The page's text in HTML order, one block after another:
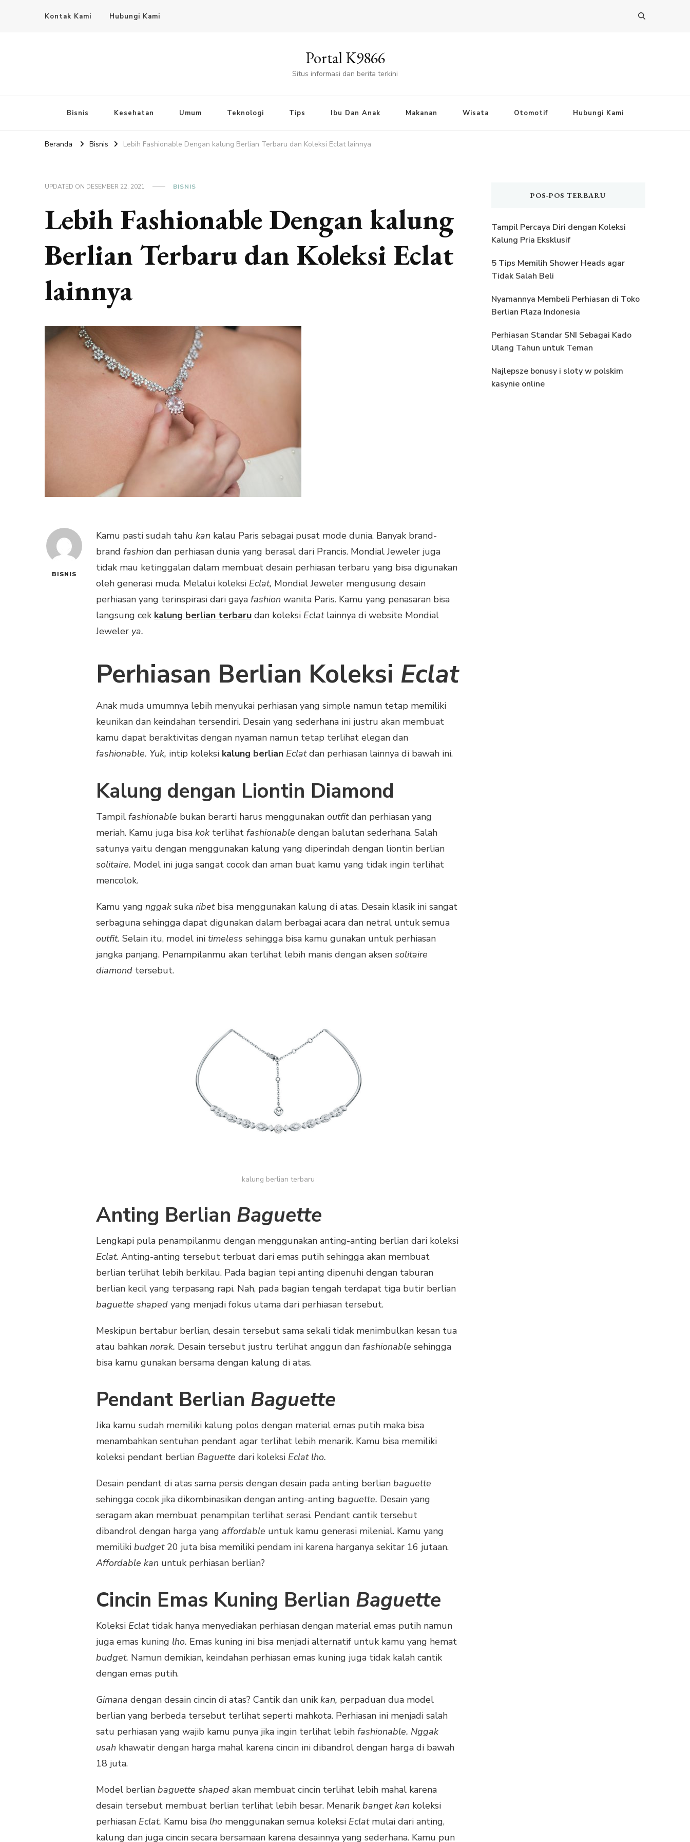
Kontak Kami Hubungi Kami
Portal K9866
Situs informasi dan berita terkini
Bisnis Kesehatan Umum Teknologi Tips Ibu Dan Anak Makanan Wisata Otomotif Hubungi Kami
Beranda Bisnis Lebih Fashionable Dengan kalung Berlian Terbaru dan Koleksi Eclat lainnya
UPDATED ON DESEMBER 22, 2021 BISNIS
Lebih Fashionable Dengan kalung
Berlian Terbaru dan Koleksi Eclat
lainnya
BISNIS
Kamu pasti sudah tahu kan kalau Paris sebagai pusat mode dunia. Banyak brand-
brand fashion dan perhiasan dunia yang berasal dari Prancis. Mondial Jeweler juga
tidak mau ketinggalan dalam membuat desain perhiasan terbaru yang bisa digunakan
oleh generasi muda. Melalui koleksi Eclat, Mondial Jeweler mengusung desain
perhiasan yang terinspirasi dari gaya fashion wanita Paris. Kamu yang penasaran bisa
langsung cek kalung berlian terbaru dan koleksi Eclat lainnya di website Mondial
Jeweler ya.
Perhiasan Berlian Koleksi Eclat
Anak muda umumnya lebih menyukai perhiasan yang simple namun tetap memiliki
keunikan dan keindahan tersendiri. Desain yang sederhana ini justru akan membuat
kamu dapat beraktivitas dengan nyaman namun tetap terlihat elegan dan
fashionable. Yuk, intip koleksi kalung berlian Eclatdan perhiasan lainnya di bawah ini.
Kalung dengan Liontin Diamond
Tampil fashionable bukan berarti harus menggunakan outfitdan perhiasan yang
meriah. Kamu juga bisa kok terlihat fashionable dengan balutan sederhana. Salah
satunya yaitu dengan menggunakan kalung yang diperindah dengan liontin berlian
solitaire. Model ini juga sangat cocok dan aman buat kamu yang tidak ingin terlihat
mencolok.
Kamu yang nggak suka ribet bisa menggunakan kalung di atas. Desain klasik ini sangat
serbaguna sehingga dapat digunakan dalam berbagai acara dan netral untuk semua
outfit. Selain itu, model ini timeless sehingga bisa kamu gunakan untuk perhiasan
jangka panjang. Penampilanmu akan terlihat lebih manis dengan aksen solitaire
diamond tersebut.
kalung berlian terbaru
Anting Berlian Baguette
Lengkapi pula penampilanmu dengan menggunakan anting-anting berlian dari koleksi
Eclat. Anting-anting tersebut terbuat dari emas putih sehingga akan membuat
berlian terlihat lebih berkilau. Pada bagian tepi anting dipenuhi dengan taburan
berlian kecil yang terpasang rapi. Nah, pada bagian tengah terdapat tiga butir berlian
baguette shaped yang menjadi fokus utama dari perhiasan tersebut.
Meskipun bertabur berlian, desain tersebut sama sekali tidak menimbulkan kesan tua
atau bahkan norak. Desain tersebut justru terlihat anggun dan fashionable sehingga
bisa kamu gunakan bersama dengan kalung di atas.
Pendant Berlian Baguette
Jika kamu sudah memiliki kalung polos dengan material emas putih maka bisa
menambahkan sentuhan pendant agar terlihat lebih menarik. Kamu bisa memiliki
koleksi pendant berlian Baguette dari koleksi Eclat lho.
Desain pendant di atas sama persis dengan desain pada anting berlian baguette
sehingga cocok jika dikombinasikan dengan anting-anting baguette. Desain yang
seragam akan membuat penampilan terlihat serasi. Pendant cantik tersebut
dibandrol dengan harga yang affordable untuk kamu generasi milenial. Kamu yang
memiliki budget 20 juta bisa memiliki pendam ini karena harganya sekitar 16 jutaan.
Affordable kan untuk perhiasan berlian?
Cincin Emas Kuning Berlian Baguette
Koleksi Eclat tidak hanya menyediakan perhiasan dengan material emas putih namun
juga emas kuning lho. Emas kuning ini bisa menjadi alternatif untuk kamu yang hemat
budget. Namun demikian, keindahan perhiasan emas kuning juga tidak kalah cantik
dengan emas putih.
Gimana dengan desain cincin di atas? Cantik dan unik kan, perpaduan dua model
berlian yang berbeda tersebut terlihat seperti mahkota. Perhiasan ini menjadi salah
satu perhiasan yang wajib kamu punya jika ingin terlihat lebih fashionable. Nggak
usah khawatir dengan harga mahal karena cincin ini dibandrol dengan harga di bawah
18 juta.
Model berlian baguette shaped akan membuat cincin terlihat lebih mahal karena
desain tersebut membuat berlian terlihat lebih besar. Menarik banget kan koleksi
perhiasan Eclat. Kamu bisa lho menggunakan semua koleksi Eclat mulai dari anting,
kalung dan juga cincin secara bersamaan karena desainnya yang sederhana. Kamu pun
POS-POS TERBARU
Tampil Percaya Diri dengan Koleksi
Kalung Pria Eksklusif
5 Tips Memilih Shower Heads agar
Tidak Salah Beli
Nyamannya Membeli Perhiasan di Toko
Berlian Plaza Indonesia
Perhiasan Standar SNI Sebagai Kado
Ulang Tahun untuk Teman
Najlepsze bonusy i sloty w polskim
kasynie online